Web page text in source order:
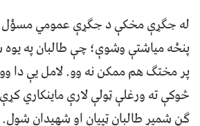
له جګړې مخکې د جګړې عمومي
پنځه مياشتې وشوې؛ چې طالبان په
پر مختګ هم ممکن نه وو. لامل يې دا
څوکې ته ورغلې ټولې لارې ماينکاري
ګڼ شمير طالبان ټپيان او شهيدان شول.